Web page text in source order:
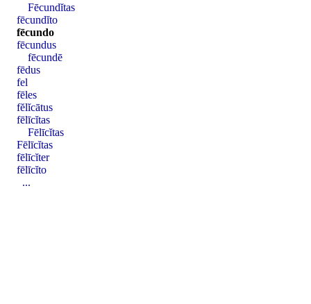
Fēcundĭtas
fēcundĭto
fēcundo
fēcundus
fēcundē
fēdus
fel
fēles
fĕlĭcātus
fēlīcĭtas
Fēlīcĭtas
Fēlīcĭtas
fēlīcĭter
fēlīcĭto
...